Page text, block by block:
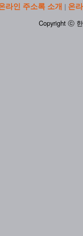
라인 주소록 소개 | 온
Copyright ⓒ